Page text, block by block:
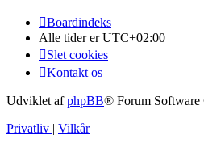
Boardindeks
Alle tider erUTC+02:00
Slet cookies
Kontakt os
Udviklet afphpBB® Forum
Privatliv | Vilkår